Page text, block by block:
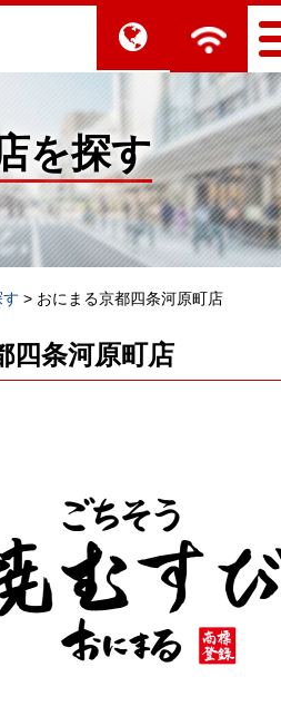
を探す
> おにまる京都四条河原町店
四条河原町店